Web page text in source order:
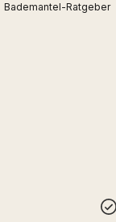
Bademantel-Ratgeber